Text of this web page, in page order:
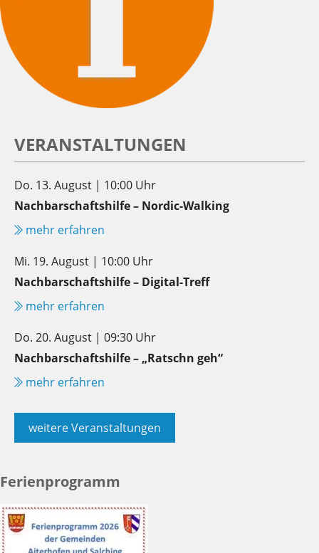
VERANSTALTUNGEN
Do. 13. August | 10:00 Uhr
Nachbarschaftshilfe – Nordic-Walking
mehr erfahren
Mi. 19. August | 10:00 Uhr
Nachbarschaftshilfe – Digital-Treff
mehr erfahren
Do. 20. August | 09:30 Uhr
Nachbarschaftshilfe – „Ratschn geh“
mehr erfahren
weitere Veranstaltungen
Ferienprogramm